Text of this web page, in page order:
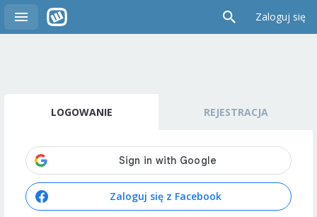
Zaloguj się
LOGOWANIE REJESTRACJA
Zaloguj się z Facebook